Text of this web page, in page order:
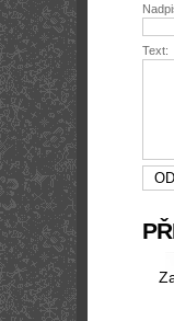
Text: